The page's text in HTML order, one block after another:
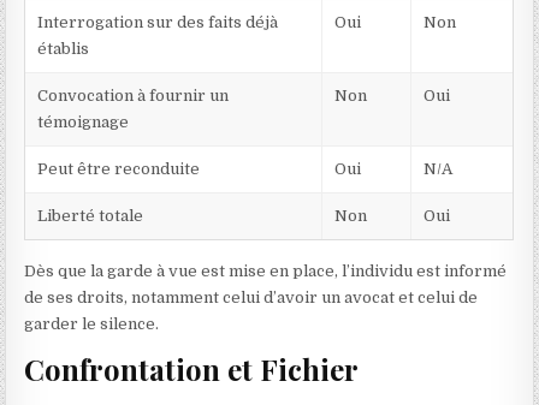
Interrogation sur des faits déjà
établis
Oui Non
Convocation à fournir un
témoignage
Non Oui
Peut être reconduite Oui N/A
Liberté totale Non Oui
Dès que la garde à vue est mise en place, l’individu est informé
de ses droits, notamment celui d’avoir un avocat et celui de
garder le silence.
Confrontation et Fichier